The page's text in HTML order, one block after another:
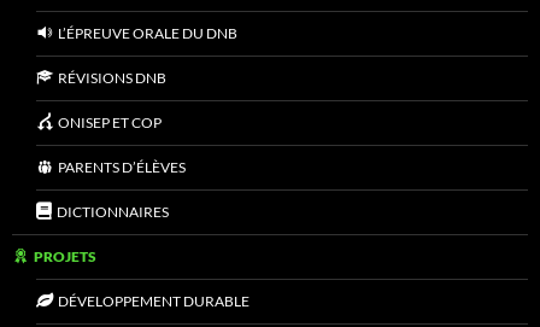
L’ÉPREUVE ORALE DU DNB
RÉVISIONS DNB
ONISEP ET COP
PARENTS D’ÉLÈVES
DICTIONNAIRES
PROJETS
DÉVELOPPEMENT DURABLE